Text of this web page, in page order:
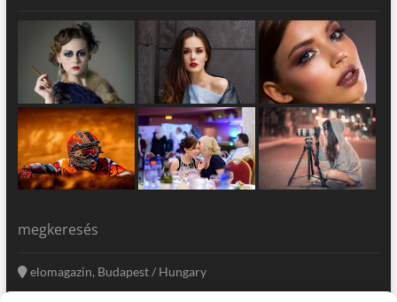
megkeresés
elomagazin, Budapest / Hungary